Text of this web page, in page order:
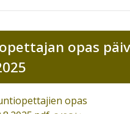
opas
opas